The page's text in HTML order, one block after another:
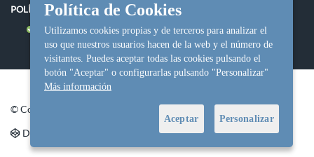
POLÍTICAS DO SITIO
Política de cookies
© Copyright Ceida.
Denvolvemento e deseño web
NetInformática
Política de Cookies
Utilizamos cookies propias y de terceros para analizar el
uso que nuestros usuarios hacen de la web y el número de
visitantes. Puedes aceptar todas las cookies pulsando el
botón "Aceptar" o configurarlas pulsando "Personalizar"
Más información
Aceptar Personalizar